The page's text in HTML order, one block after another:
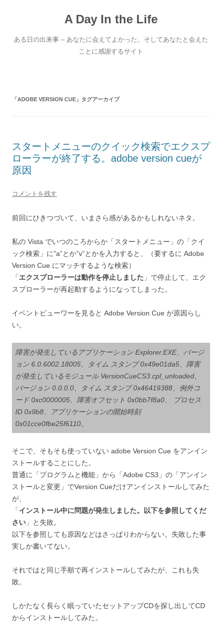
へ
ス
A Day In the Life
ある日の出来事 – あなたに会えてよかった。そしてあなたと会えた
ことに感謝するサイト
「ADOBE VERSION CUE 」タグアーカイブ
スタートメニューのクイック検索でエクスプ
ローラーが終了する。adobe version cueが
原因
コメントを残す
前回にひきつづいて、いまさら感があるかもしれないネタ。
私の Vista でいつのころからか「スタートメニュー」の「クイ
ック検索」に”a”とか”v”とかを入力すると、（要するに Adobe
Version Cue にマッチするような検索）
「エクスプローラーは動作を停止しました 」で停止して、エク
スプローラーが再起動するようになってしまった。
イベントビューワーを見ると Adobe Version Cue が原因らし
い。
障害が発生しているアプリケーション Explorer.EXE、バージ
ョン 6.0.6002.18005、タイム スタンプ 0x49e01da5、障害
が発生しているモジュール VersionCueCS3.cpl_unloaded、
バージョン 0.0.0.0、タイム スタンプ 0x46419388、例外コ
ード 0xc0000005、障害オフセット 0x0bb7f8a0、 プロセス
ID 0x9b8、アプリケーションの開始時刻
0x01cce0fbe25f6110。
そこで、そもそも使っていない adobe Version Cue をアンイン
ストールすることにした。
普通に「プログラムと機能」から「Adobe CS3」の「アンイン
ストールと変更」でVersion Cueだけアンインストールしてみた
が、
「インストール中に問題が発生しました。以下を参照してくだ
さい 」と失敗。
以下を参照しても原因などはさっぱりわからない。失敗した事
実しか書いてない。
それではと同じ手順で再インストールしてみたが、これも失
敗。
しかたなく長らく眠っていたセットアップCDを探し出してCD
からインストールしてみた。